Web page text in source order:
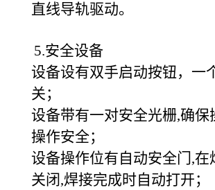
直线导轨驱动。
5.安全设备
设备设有双手启动按钮，一
关；
设备带有一对安全光栅,确保
操作安全；
设备操作位有自动安全门,在
关闭,焊接完成时自动打开；